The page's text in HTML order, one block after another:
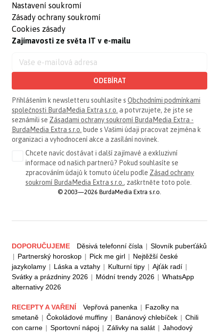
Nastavení soukromí
Zásady ochrany soukromí
Cookies zásady
Zajímavosti ze světa IT v e-mailu
ODEBÍRAT
Přihlášením k newsletteru souhlasíte s Obchodními podmínkami
společnosti BurdaMedia Extra s.r.o. a potvrzujete, že jste se
seznámili se Zásadami ochrany soukromí BurdaMedia Extra -
BurdaMedia Extra s.r.o. bude s Vašimi údaji pracovat zejména k
organizaci a vyhodnocení akce a zasílání novinek.
Chcete navíc dostávat i další zajímavé a exkluzivní
informace od našich partnerů? Pokud souhlasíte se
zpracováním údajů k tomuto účelu podle Zásad ochrany
soukromí BurdaMedia Extra s.r.o. , zaškrtněte toto pole.
© 2003—2026 BurdaMedia Extra s.r.o.
DOPORUČUJEME Děsivá telefonní čísla | Slovník puberťáků
| Partnerský horoskop | Pick me girl | Nejtěžší české
jazykolamy | Láska a vztahy | Kulturní tipy | Ajťák radí |
Svátky a prázdniny 2026 | Módní trendy 2026 | WhatsApp
alternativy 2026
RECEPTY A VAŘENÍ Vepřová panenka | Fazolky na
smetaně | Čokoládové muffiny | Banánový chlebíček | Chili
con carne | Sportovní nápoj | Zálivky na salát | Jahodový